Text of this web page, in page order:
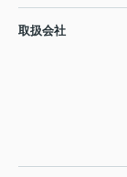
取扱会社